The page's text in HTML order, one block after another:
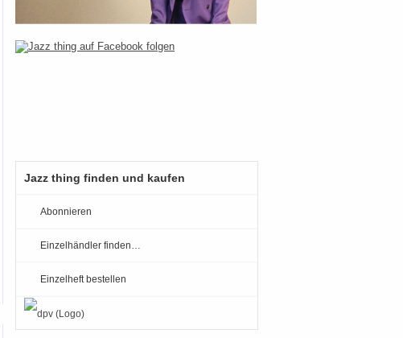
Jazz thing finden und kaufen
Abonnieren
Einzelhändler finden…
Einzelheft bestellen